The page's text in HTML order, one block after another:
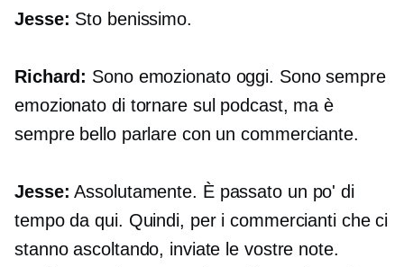
Jesse: Sto benissimo.
Richard: Sono emozionato oggi. Sono sempre
emozionato di tornare sul podcast, ma è
sempre bello parlare con un commerciante.
Jesse: Assolutamente. È passato un po' di
tempo da qui. Quindi, per i commercianti che ci
stanno ascoltando, inviate le vostre note.